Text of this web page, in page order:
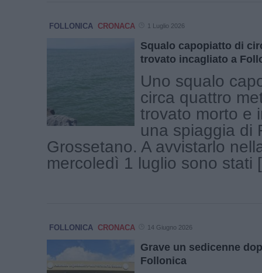
FOLLONICA CRONACA 1 Luglio 2026
Squalo capopiatto di
trovato incagliato a
Uno squalo
circa quattro
trovato morto e
una spiaggia di
Grossetano. A avvistarlo
mercoledì 1 luglio sono stati
FOLLONICA CRONACA 14 Giugno 2026
Grave un sedicenne
Follonica